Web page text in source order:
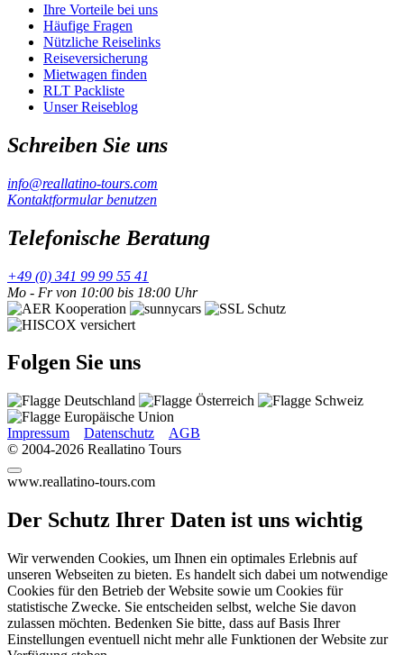
Ihre Vorteile bei uns
Häufige Fragen
Nützliche Reiselinks
Reiseversicherung
Mietwagen finden
RLT Packliste
Unser Reiseblog
Schreiben Sie uns
info@reallatino-tours.com
Kontaktformular benutzen
Telefonische Beratung
+49 (0) 341 99 99 55 41
Mo - Fr von 10:00 bis 18:00 Uhr
Folgen Sie uns
Impressum Datenschutz
AGB
© 2004-2026 Reallatino Tours
www.reallatino-tours.com
Der Schutz Ihrer Daten ist uns wichtig
Wir verwenden Cookies, um Ihnen ein optimales Erlebnis auf
unseren Webseiten zu bieten. Es handelt sich dabei um notwendige
Cookies für den Betrieb der Website sowie um Cookies für
statistische Zwecke. Sie entscheiden selbst, welche Sie davon
zulassen möchten. Bedenken Sie bitte, dass auf Basis Ihrer
Einstellungen eventuell nicht mehr alle Funktionen der Website zur